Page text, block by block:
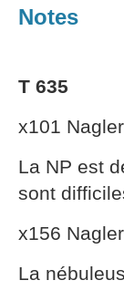
Notes
T 635
x101
La NP est
sont
x156
La